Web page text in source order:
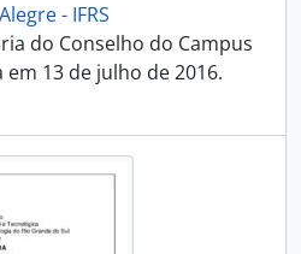
- IFRS
do Conselho do Campus
13 de julho de 2016.